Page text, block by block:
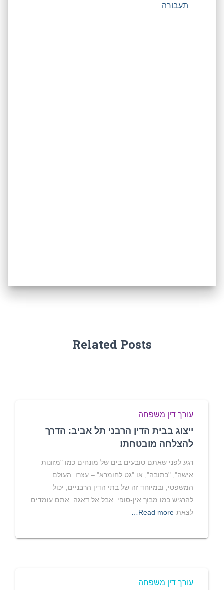
תעבורה
Related Posts
עורך דין משפחה
ייצוג בבית הדין הרבני תל אביב: הדרך
להצלחה מובטחת!
רגע לפני שאתם טובעים בים של מונחים כמו "מזונות
אישה", "כתובה", או "גט לחומרא" – עצרו. העולם
המשפטי, ובמיוחד זה של בתי הדין הרבניים, יכול
להרגיש כמו מבוך אין-סופי. אבל אל דאגה. אתם עומדים
לצאת Read more…
עורך דין משפחה